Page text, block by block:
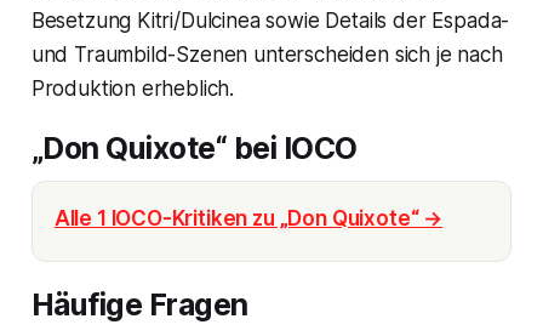
Besetzung Kitri/Dulcinea sowie Details der Espada-
und Traumbild-Szenen unterscheiden sich je nach
Produktion erheblich.
„Don Quixote“ bei IOCO
Alle 1 IOCO-Kritiken zu „Don Quixote“ →
Häufige Fragen